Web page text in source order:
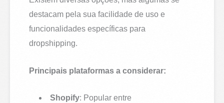
destacam pela sua facilidade de uso e
funcionalidades específicas para
dropshipping.
Principais plataformas a considerar:
Shopify: Popular entre